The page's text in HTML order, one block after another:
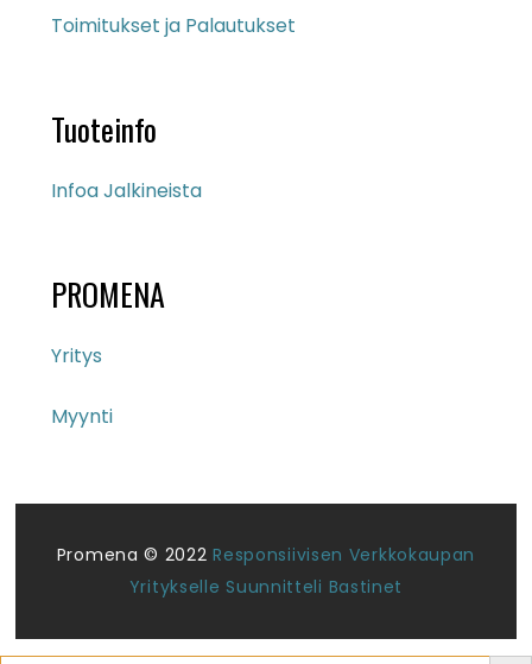
Toimitukset ja Palautukset
Tuoteinfo
Infoa Jalkineista
PROMENA
Yritys
Myynti
Promena © 2022Responsiivisen Verkkokaupan
Yritykselle Suunnitteli Bastinet
Search